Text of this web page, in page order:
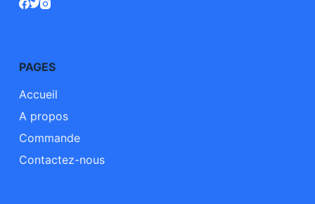
PAGES
Accueil
A propos
Commande
Contactez-nous